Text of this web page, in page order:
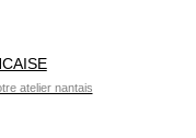
atelier nantais